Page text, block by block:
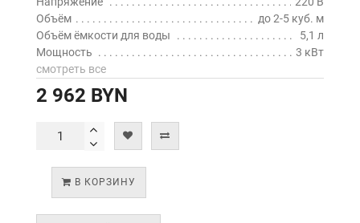
Объём
до 2-5 куб. м
Объём ёмкости для воды
5,1 л
Мощность
3 кВт
смотреть все
2 962 BYN
В КОРЗИНУ